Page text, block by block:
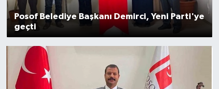
Posof Belediye Başkanı Demirci, Yeni Parti'ye
geçti
Asayiş
Magazin
Gayrimenkul